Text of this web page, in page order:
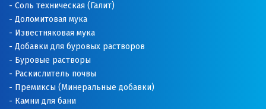
О
Одинцово
Омск
Орел
Соль техническая (Галит)
Доломитовая мука
Известняковая мука
Добавки для буровых растворов
Буровые растворы
Раскислитель почвы
Премиксы (Минеральные добавки)
Камни для бани